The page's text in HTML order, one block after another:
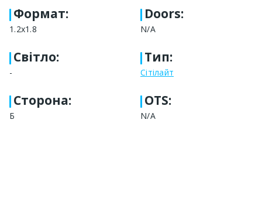
Формат:
1.2х1.8
Doors:
N/A
Світло:
-
Тип:
Сітілайт
Сторона:
Б
OTS:
N/A